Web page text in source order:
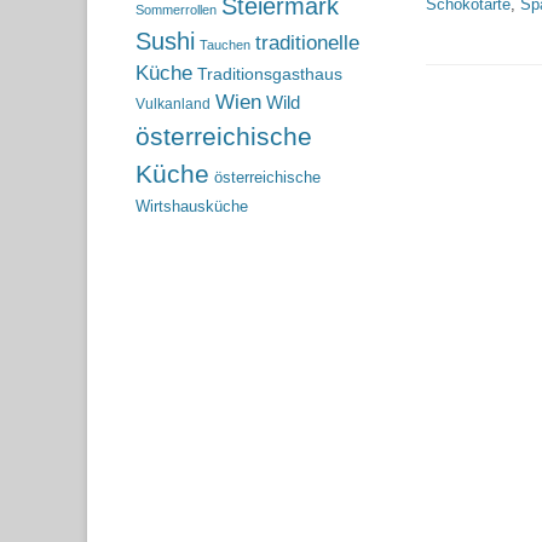
Schokotarte
Sommerrollen Steiermark
Sushi Tauchen traditionelle
Küche Traditionsgasthaus
Vulkanland Wien Wild
österreichische
Küche österreichische
Wirtshausküche